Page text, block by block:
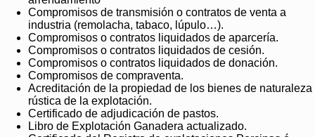
Compromisos de transmisión o contratos de venta a
industria (remolacha, tabaco, lúpulo…).
Compromisos o contratos liquidados de aparcería.
Compromisos o contratos liquidados de cesión.
Compromisos o contratos liquidados de donación.
Compromisos de compraventa.
Acreditación de la propiedad de los bienes de naturaleza
rústica de la explotación.
Certificado de adjudicación de pastos.
Libro de Explotación Ganadera actualizado.